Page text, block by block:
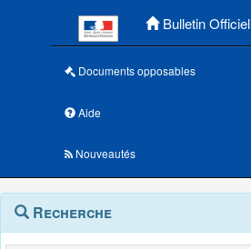
Bulletin Officiel
Documents opposables
Aide
Nouveautés
Navigation
outils
Menu
contextuel
Recherche